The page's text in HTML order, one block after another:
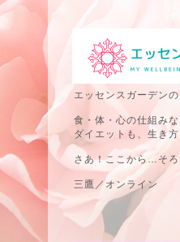
エッセンスガーデン
食・体・心の仕組み
ダイエットも、生き
さあ！ここから…そ
三鷹／オンライン